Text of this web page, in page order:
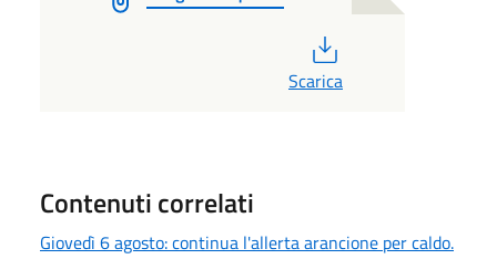
Scarica
Contenuti correlati
Giovedì 6 agosto: continua l'allerta arancione per caldo.